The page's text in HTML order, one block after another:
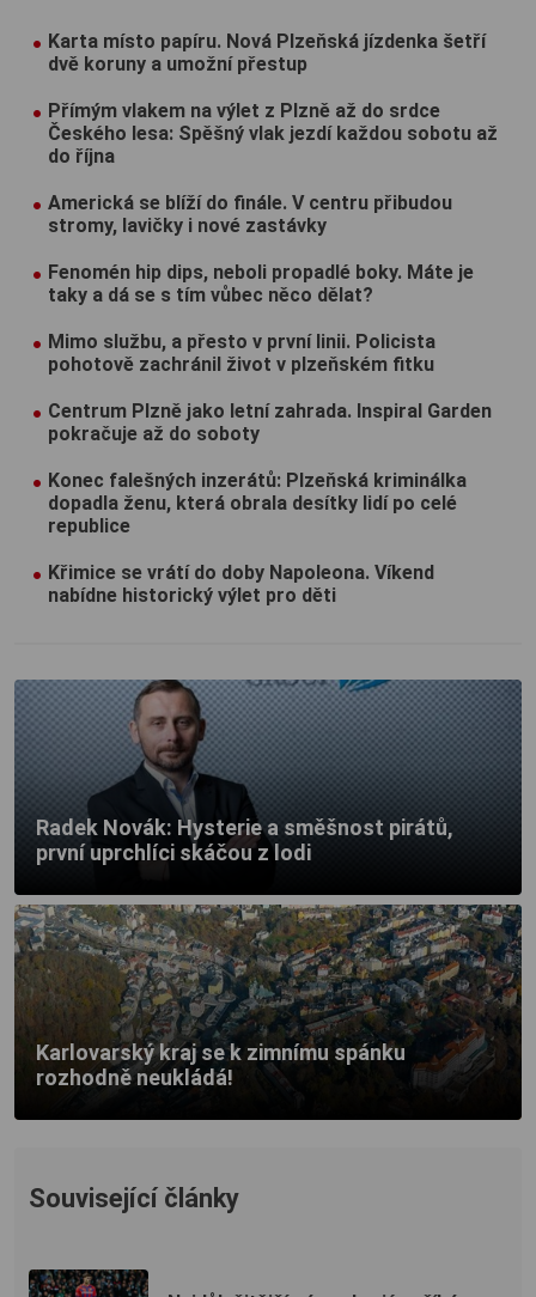
Karta místo papíru. Nová Plzeňská jízdenka šetří
dvě koruny a umožní přestup
Přímým vlakem na výlet z Plzně až do srdce
Českého lesa: Spěšný vlak jezdí každou sobotu až
do října
Americká se blíží do finále. V centru přibudou
stromy, lavičky i nové zastávky
Fenomén hip dips, neboli propadlé boky. Máte je
taky a dá se s tím vůbec něco dělat?
Mimo službu, a přesto v první linii. Policista
pohotově zachránil život v plzeňském fitku
Centrum Plzně jako letní zahrada. Inspiral Garden
pokračuje až do soboty
Konec falešných inzerátů: Plzeňská kriminálka
dopadla ženu, která obrala desítky lidí po celé
republice
Křimice se vrátí do doby Napoleona. Víkend
nabídne historický výlet pro děti
Radek Novák: Hysterie a směšnost pirátů,
první uprchlíci skáčou z lodi
Karlovarský kraj se k zimnímu spánku
rozhodně neukládá!
Související články